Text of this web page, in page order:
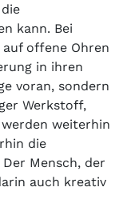
kann. Bei
offene Ohren
in ihren
voran, sondern
Werkstoff,
weiterhin
die
Mensch, der
auch kreativ